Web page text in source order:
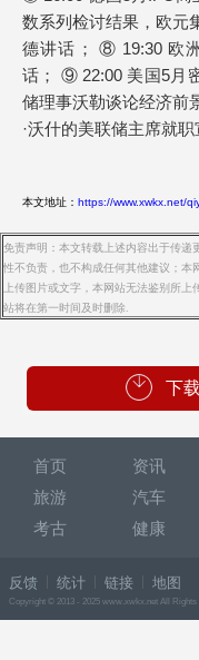
数系列检讨结果，欧元
德讲话； ⑧ 19:30 欧
话； ⑨ 22:00 美国5月
储理事沃勒谈论经济前
·沃什的美联储主席就职
本文地址： https://www.xwkx.net/
免责声明：本文转载上述内容出于传递
性不负责，也不构成任何其他建议；本
上传图片或文字，本网站无法鉴别所
站将在第一时间及时删除.
下
首页 资讯
旅游
汽车
考古
健康
反馈 统计 链接 地图
Copyright © 2013 - 2025 www.xwkx.net All Rights